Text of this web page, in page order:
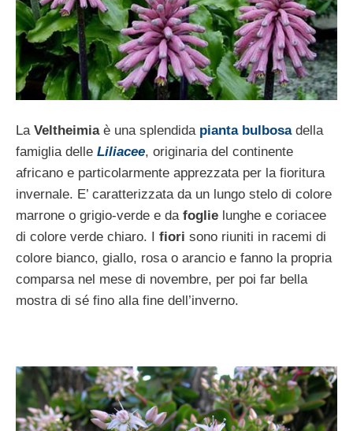
La Veltheimiaè una splendida pianta bulbosadella
famiglia delle Liliacee, originaria del continente
africano e particolarmente apprezzata per la fioritura
invernale. E’ caratterizzata da un lungo stelo di colore
marrone o grigio-verde e da foglie lunghe e coriacee
di colore verde chiaro. I
fiori sono riuniti in racemi di
colore bianco, giallo, rosa o arancio e fanno la propria
comparsa nel mese di novembre, per poi far bella
mostra di sé fino alla fine dell’inverno.